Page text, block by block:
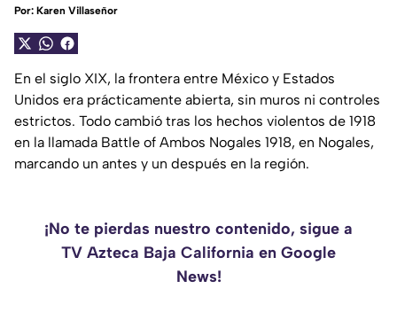
Por: Karen Villaseñor
En el siglo XIX, la frontera entre México y Estados
Unidos era prácticamente abierta, sin muros ni controles
estrictos. Todo cambió tras los hechos violentos de 1918
en la llamada Battle of Ambos Nogales 1918, en Nogales,
marcando un antes y un después en la región.
¡No te pierdas nuestro contenido, sigue a
TV Azteca Baja California en Google
News!